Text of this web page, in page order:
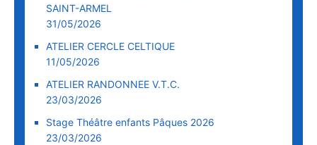
SAINT-ARMEL
31/05/2026
ATELIER CERCLE CELTIQUE
11/05/2026
ATELIER RANDONNEE V.T.C.
23/03/2026
Stage Théâtre enfants Pâques 2026
23/03/2026